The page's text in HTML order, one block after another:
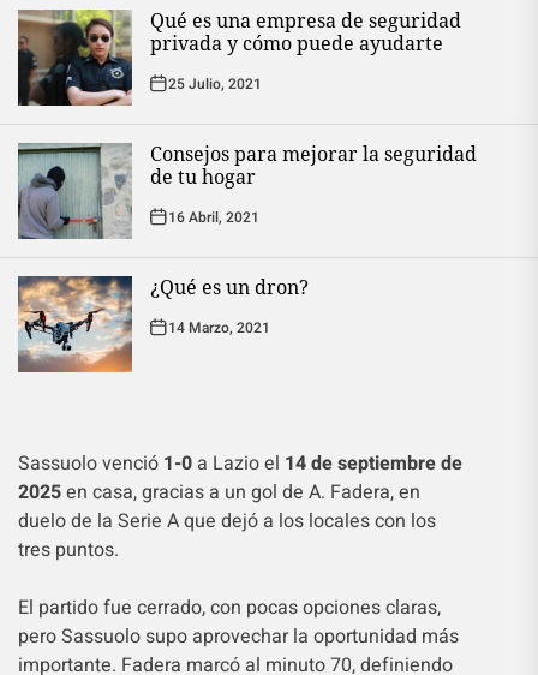
Qué es una empresa de seguridad
privada y cómo puede ayudarte
25 Julio, 2021
Consejos para mejorar la seguridad
de tu hogar
16 Abril, 2021
¿Qué es un dron?
14 Marzo, 2021
Sassuolo venció 1-0 a Lazio el 14 de septiembre de
2025en casa, gracias a un gol de A. Fadera, en
duelo de la Serie A que dejó a los locales con los
tres puntos.
El partido fue cerrado, con pocas opciones claras,
pero Sassuolo supo aprovechar la oportunidad más
importante. Fadera marcó al minuto 70, definiendo